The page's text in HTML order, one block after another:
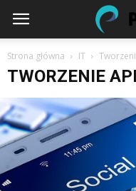
Strona główna IT
TWORZENIE